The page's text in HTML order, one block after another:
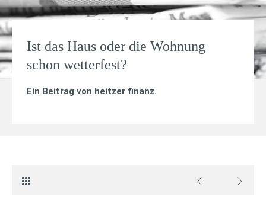
Ist das Haus oder die Wohnung
schon wetterfest?
Ein Beitrag von heitzer finanz.